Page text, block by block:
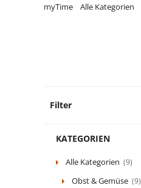
myTime Alle Kategorien
Filter
KATEGORIEN
Alle Kategorien (9)
Obst & Gemüse (9)